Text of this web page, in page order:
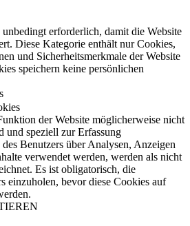
erforderlich, damit die Website
Diese Kategorie enthält nur Cookies,
und Sicherheitsmerkmale der Website
speichern keine persönlichen
der Website möglicherweise nicht
und speziell zur Erfassung
Benutzers über Analysen, Anzeigen
verwendet werden, werden als nicht
Es ist obligatorisch, die
einzuholen, bevor diese Cookies auf